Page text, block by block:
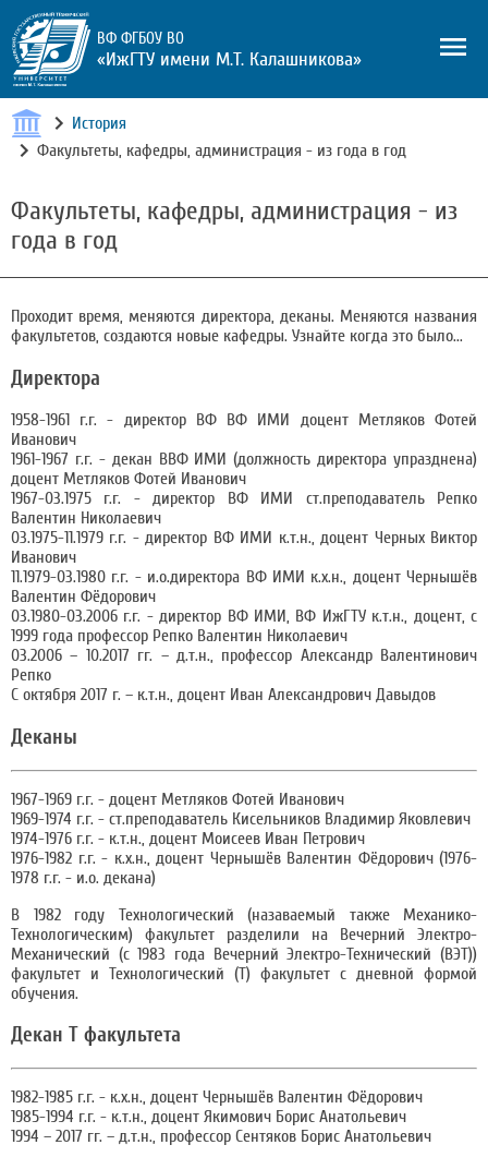
ВФ ФГБОУ ВО
«ИжГТУ имени М.Т. Калашникова»
История
Факультеты, кафедры, администрация - из года в год
Факультеты, кафедры, администрация - из
года в год
Проходит время, меняются директора, деканы. Меняются названия
факультетов, создаются новые кафедры. Узнайте когда это было...
Директора
1958-1961 г.г. - директор ВФ ВФ ИМИ доцент Метляков Фотей
Иванович
1961-1967 г.г. - декан ВВФ ИМИ (должность директора упразднена)
доцент Метляков Фотей Иванович
1967-03.1975 г.г. - директор ВФ ИМИ ст.преподаватель Репко
Валентин Николаевич
03.1975-11.1979 г.г. - директор ВФ ИМИ к.т.н., доцент Черных Виктор
Иванович
11.1979-03.1980 г.г. - и.о.директора ВФ ИМИ к.х.н., доцент Чернышёв
Валентин Фёдорович
03.1980-03.2006 г.г. - директор ВФ ИМИ, ВФ ИжГТУ к.т.н., доцент, с
1999 года профессор Репко Валентин Николаевич
03.2006 – 10.2017 гг. – д.т.н., профессор Александр Валентинович
Репко
С октября 2017 г. – к.т.н., доцент Иван Александрович Давыдов
Деканы
1967-1969 г.г. - доцент Метляков Фотей Иванович
1969-1974 г.г. - ст.преподаватель Кисельников Владимир Яковлевич
1974-1976 г.г. - к.т.н., доцент Моисеев Иван Петрович
1976-1982 г.г. - к.х.н., доцент Чернышёв Валентин Фёдорович (1976-
1978 г.г. - и.о. декана)
В 1982 году Технологический (назаваемый также Механико-
Технологическим) факультет разделили на Вечерний Электро-
Механический (с 1983 года Вечерний Электро-Технический (ВЭТ))
факультет и Технологический (Т) факультет с дневной формой
обучения.
Декан Т факультета
1982-1985 г.г. - к.х.н., доцент Чернышёв Валентин Фёдорович
1985-1994 г.г. - к.т.н., доцент Якимович Борис Анатольевич
1994 – 2017 гг. – д.т.н., профессор Сентяков Борис Анатольевич